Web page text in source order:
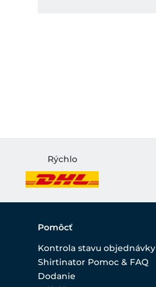
Rýchlo
Pomôcť
Kontrola stavu objednávky
Shirtinator Pomoc & FAQ
Dodanie